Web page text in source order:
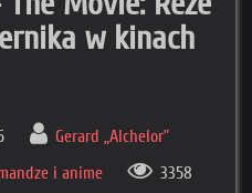
w kinach
Gerard „Alchelor”
i anime 3358